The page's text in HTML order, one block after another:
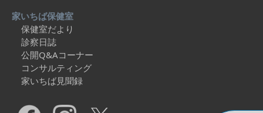
家いちば保健室
保健室だより
診察日誌
公開Q&Aコーナー
コンサルティング
家いちば見聞録